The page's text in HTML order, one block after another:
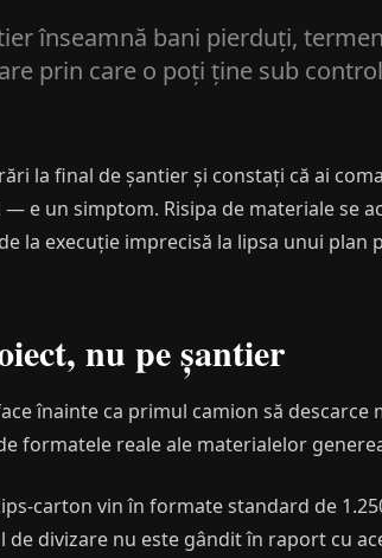
înseamnă bani pierduți,
prin care o poți ține sub
la final de șantier și constați că ai
e un simptom. Risipa de materiale se
la execuție imprecisă la lipsa unui
nu pe șantier
înainte ca primul camion să
formatele reale ale materialelor
carton vin în formate standard de
divizare nu este gândit în raport cu